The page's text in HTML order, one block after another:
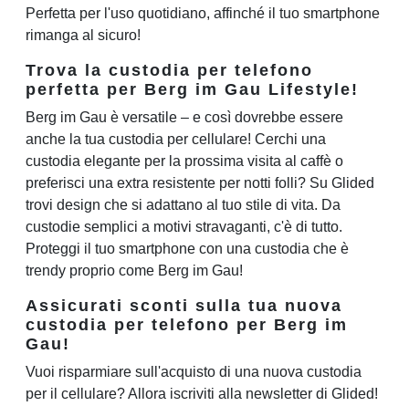
Perfetta per l'uso quotidiano, affinché il tuo smartphone
rimanga al sicuro!
Trova la custodia per telefono
perfetta per Berg im Gau Lifestyle!
Berg im Gau è versatile – e così dovrebbe essere
anche la tua custodia per cellulare! Cerchi una
custodia elegante per la prossima visita al caffè o
preferisci una extra resistente per notti folli? Su Glided
trovi design che si adattano al tuo stile di vita. Da
custodie semplici a motivi stravaganti, c'è di tutto.
Proteggi il tuo smartphone con una custodia che è
trendy proprio come Berg im Gau!
Assicurati sconti sulla tua nuova
custodia per telefono per Berg im
Gau!
Vuoi risparmiare sull'acquisto di una nuova custodia
per il cellulare? Allora iscriviti alla newsletter di Glided!